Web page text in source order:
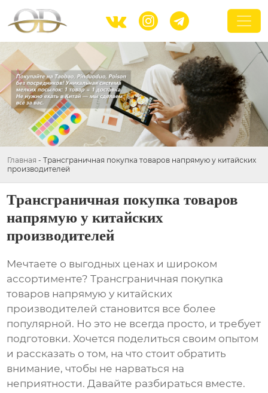
  
Главная - Трансграничная покупка товаров напрямую у китайских
производителей
Трансграничная покупка товаров
напрямую у китайских
производителей
Мечтаете о выгодных ценах и широком
ассортименте?Трансграничная покупка
товаров напрямую у китайских
производителей становится все более
популярной. Но это не всегда просто, и требует
подготовки. Хочется поделиться своим опытом
и рассказать о том, на что стоит обратить
внимание, чтобы не нарваться на
неприятности. Давайте разбираться вместе.